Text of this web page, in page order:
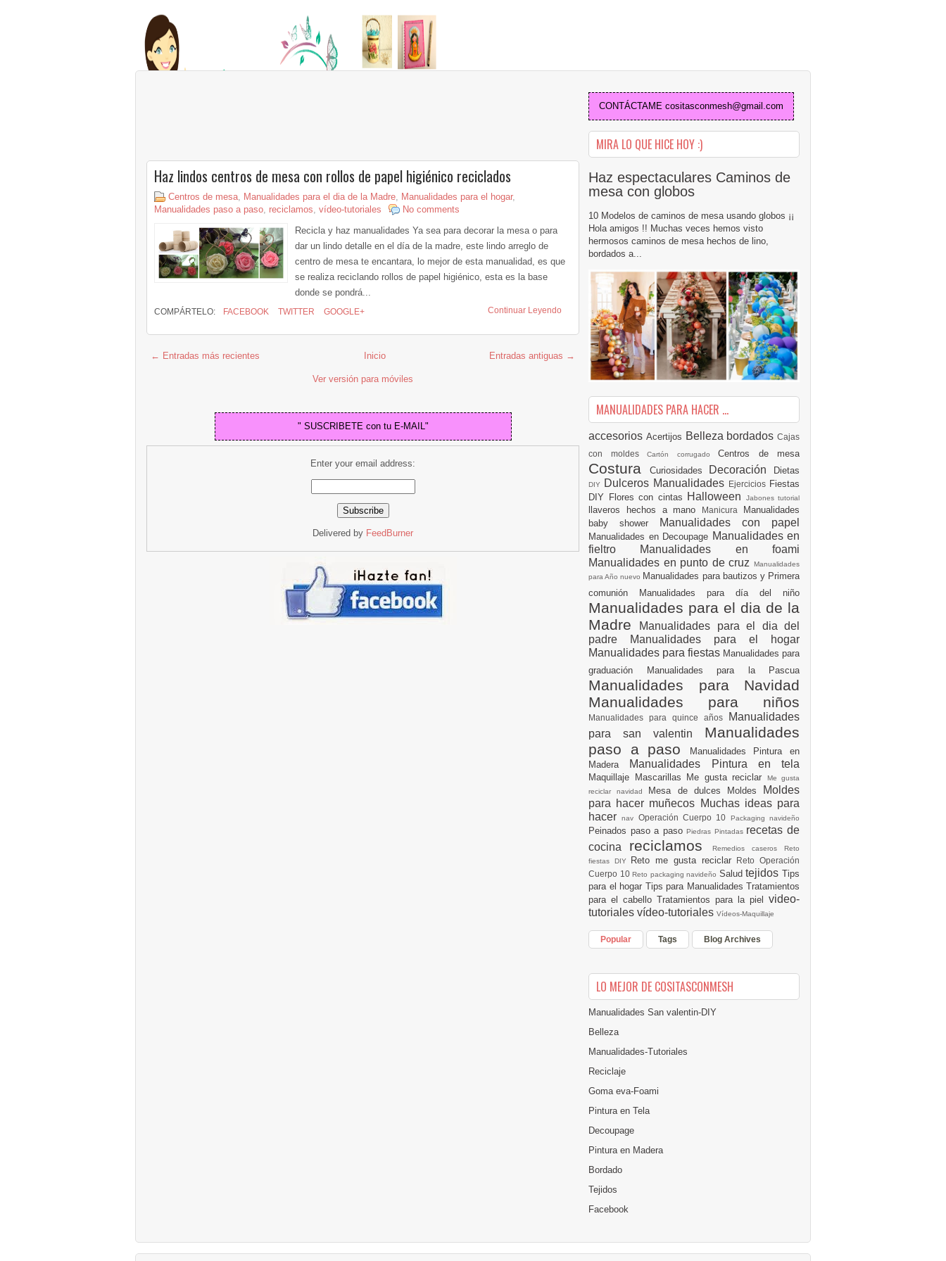
Haz lindos centros de mesa con rollos de papel higiénico reciclados
Centros de mesa, Manualidades para el dia de la Madre, Manualidades para el hogar,
Manualidades paso a paso, reciclamos, vídeo-tutoriales
No comments
Recicla y haz manualidades Ya sea para decorar la mesa o para
dar un lindo detalle en el día de la madre, este lindo arreglo de
centro de mesa te encantara, lo mejor de esta manualidad, es que
se realiza reciclando rollos de papel higiénico, esta es la base
donde se pondrá...
COMPÁRTELO: FACEBOOK TWITTER GOOGLE+ Continuar Leyendo
← Entradas más recientes Entradas antiguas →
Inicio
Ver versión para móviles
" SUSCRIBETE con tu E-MAIL"
Enter your email address:
Delivered by FeedBurner
CONTÁCTAME cositasconmesh@gmail.com
MIRA LO QUE HICE HOY :)
Haz espectaculares Caminos de
mesa con globos
10 Modelos de caminos de mesa usando globos ¡¡
Hola amigos !! Muchas veces hemos visto
hermosos caminos de mesa hechos de lino,
bordados a...
MANUALIDADES PARA HACER ...
accesorios Acertijos Belleza bordados Cajas
con moldes Cartón corrugado Centros de mesa
Costura Curiosidades Decoración Dietas
DIY Dulceros Manualidades Ejercicios Fiestas
DIY
Flores con cintas Halloween Jabones tutorial
llaveros hechos a mano Manicura
Manualidades
baby shower
Manualidades con papel
Manualidades en Decoupage Manualidades en
fieltro Manualidades en foami
Manualidades en punto de cruz
Manualidades
para Año nuevo Manualidades para bautizos y Primera
comunión
Manualidades para día del niño
Manualidades para el dia de la
Madre
Manualidades para el dia del
padre
Manualidades para el hogar
Manualidades para fiestas Manualidades para
graduación
Manualidades para la Pascua
Manualidades para Navidad
Manualidades para niños
Manualidades para quince años
Manualidades
para san valentin Manualidades
paso a paso
Manualidades Pintura en
Madera
Manualidades Pintura en tela
Maquillaje Mascarillas Me gusta reciclar
Me gusta
reciclar navidad
Mesa de dulces Moldes
Moldes
para hacer muñecos Muchas ideas para
hacernav Operación Cuerpo 10 Packaging navideño
Peinados paso a pasoPiedras Pintadas recetas de
cocina reciclamos Remedios caseros Reto
fiestas DIY
Reto me gusta reciclar
Reto Operación
Cuerpo 10Reto packaging navideño SaludtejidosTips
para el hogar Tips para Manualidades Tratamientos
para el cabello Tratamientos para la piel video-
tutoriales vídeo-tutoriales Vídeos-Maquillaje
Popular Tags Blog Archives
LO MEJOR DE COSITASCONMESH
Manualidades San valentin-DIY
Belleza
Manualidades-Tutoriales
Reciclaje
Goma eva-Foami
Pintura en Tela
Decoupage
Pintura en Madera
Bordado
Tejidos
Facebook